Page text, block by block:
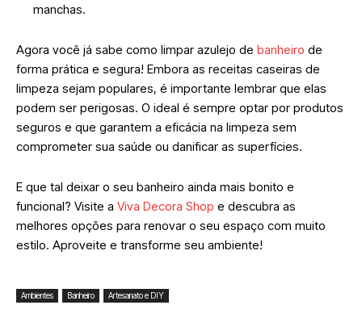
manchas.
Agora você já sabe como limpar azulejo de banheiro de
forma prática e segura! Embora as receitas caseiras de
limpeza sejam populares, é importante lembrar que elas
podem ser perigosas. O ideal é sempre optar por produtos
seguros e que garantem a eficácia na limpeza sem
comprometer sua saúde ou danificar as superfícies.
E que tal deixar o seu banheiro ainda mais bonito e
funcional? Visite a Viva Decora Shop e descubra as
melhores opções para renovar o seu espaço com muito
estilo. Aproveite e transforme seu ambiente!
Ambientes Banheiro Artesanato e DIY